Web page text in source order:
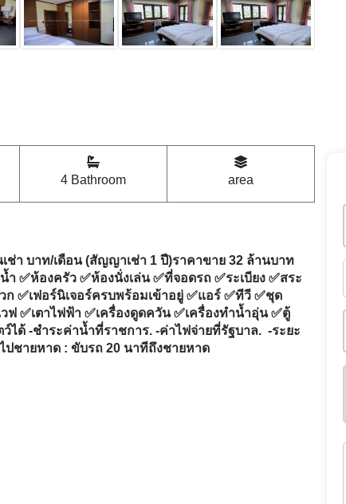
4 Bathroom area
ช่า บาท/เดือน (สัญญาเช่า 1 ปี)ราคาขาย 32 ล้านบาท
✅ห้องครัว ✅ห้องนั่งเล่น ✅ที่จอดรถ ✅ระเบียง ✅สระ
✅เฟอร์นิเจอร์ครบพร้อมเข้าอยู่ ✅แอร์ ✅ทีวี ✅ชุด
ฟ ✅เตาไฟฟ้า ✅เครื่องดูดควัน ✅เครื่องทำน้ำอุ่น ✅ตู้
ได้ -ชำระค่าน้ำที่ราชการ. -ค่าไฟจ่ายที่รัฐบาล. -ระยะ
ปชายหาด : ขับรถ 20 นาทีถึงชายหาด